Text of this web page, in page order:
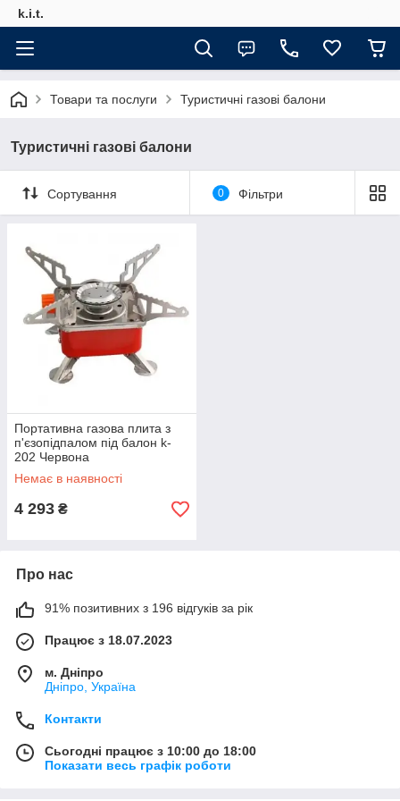
k.i.t.
Товари та послуги Туристичні газові балони
Туристичні газові балони
Сортування 0 Фільтри
Портативна газова плита з
п'єзопідпалом під балон k-
202 Червона
Немає в наявності
4 293 ₴
Про нас
91% позитивних з 196 відгуків за рік
Працює з 18.07.2023
м. Дніпро
Дніпро, Україна
Контакти
Сьогодні працює з 10:00 до 18:00
Показати весь графік роботи